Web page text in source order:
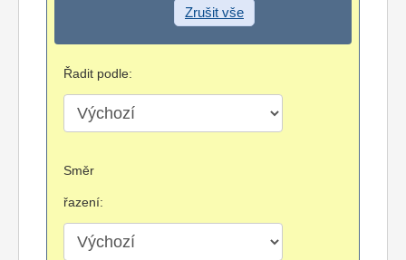
Zrušit vše
Řadit podle:
Směr
řazení: